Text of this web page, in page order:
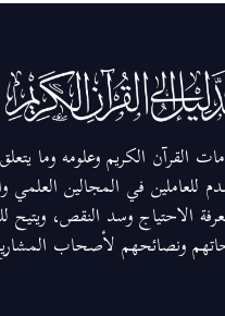
القرآن الكريم وعلومه وما
للعاملين في المجالين العلمي
الاحتياج وسد النقص، ويتيح
ونصائحهم لأصحاب